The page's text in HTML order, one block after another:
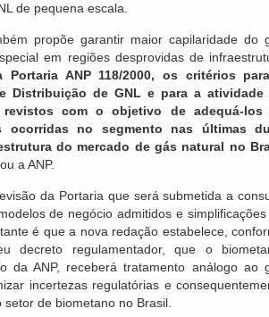
de pequena escala.
propõe garantir maior capilaridade do
em regiões desprovidas de
Portaria ANP 118/2000, os critérios
Distribuição de GNL e para a atividade
com o objetivo de adequá-los
ocorridas no segmento nas últimas
do mercado de gás natural no
a ANP.
da Portaria que será submetida a
de negócio admitidos e
é que a nova redação estabelece,
regulamentador, que o
da ANP, receberá tratamento análogo ao
incertezas regulatórias e
de biometano no Brasil.